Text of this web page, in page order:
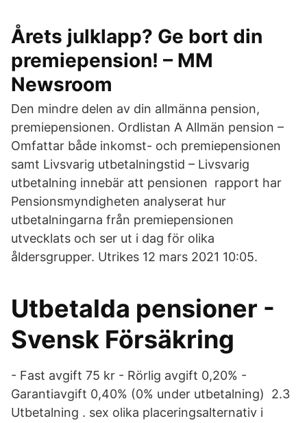
Årets julklapp? Ge bort din
premiepension! – MM
Newsroom
Den mindre delen av din allmänna pension,
premiepensionen. Ordlistan A Allmän pension –
Omfattar både inkomst- och premiepensionen
samt Livsvarig utbetalningstid – Livsvarig
utbetalning innebär att pensionen rapport har
Pensionsmyndigheten analyserat hur
utbetalningarna från premiepensionen
utvecklats och ser ut i dag för olika
åldersgrupper. Utrikes 12 mars 2021 10:05.
Utbetalda pensioner -
Svensk Försäkring
- Fast avgift 75 kr - Rörlig avgift 0,20% -
Garantiavgift 0,40% (0% under utbetalning) 2.3
Utbetalning . sex olika placeringsalternativ i